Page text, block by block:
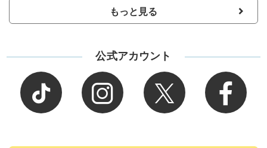
もっと見る
公式アカウント